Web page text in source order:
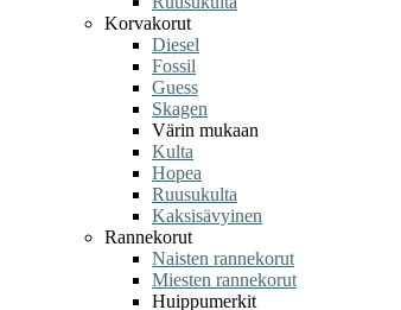
Korvakorut
Diesel
Fossil
Guess
Skagen
Värin mukaan
Kulta
Hopea
Ruusukulta
Kaksisävyinen
Rannekorut
Naisten rannekorut
Miesten rannekorut
Huippumerkit